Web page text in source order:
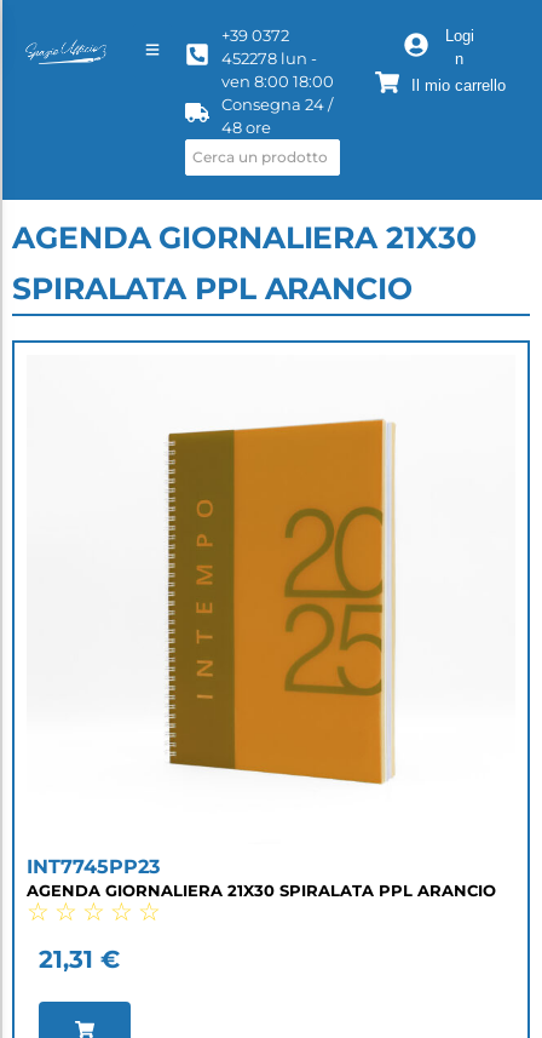
+39 0372
452278 lun -
ven 8:00 18:00
Consegna 24 /
48 ore
Logi
n
Il mio carrello
AGENDA GIORNALIERA 21X30
SPIRALATA PPL ARANCIO
INT7745PP23
AGENDA GIORNALIERA 21X30 SPIRALATA PPL ARANCIO
☆ ☆ ☆ ☆ ☆
21,31 €